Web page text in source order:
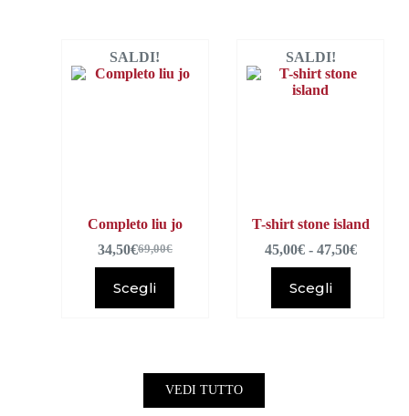
SALDI!
Completo liu jo
69,00€
34,50€
Scegli
SALDI!
T-shirt stone island
45,00€ - 47,50€
Scegli
VEDI TUTTO